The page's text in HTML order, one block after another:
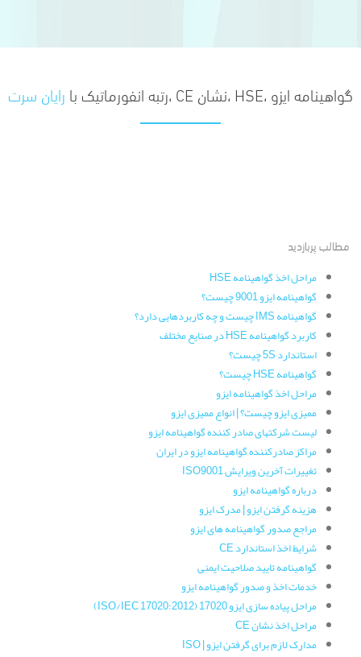
گواهینامه ایزو ،HSE ،نشان CE ،رتبه انفورماتیک با رایان سرت
مطالب پربازدید
مراحل اخذ گواهینامه HSE
گواهینامه ایزو 9001 چیست؟
گواهینامه IMS چیست و چه کاربردهایی دارد؟
کاربرد گواهینامه HSE در صنایع مختلف
استاندارد 5S چیست؟
گواهینامه HSE چیست؟
مراحل اخذ گواهینامه ایزو
ممیزی ایزو چیست؟ | انواع ممیزی ایزو
لیست شرکتهای صادر کننده گواهینامه ایزو
مراکز صادرکننده گواهینامه ایزو در ایران
تغییرات آخرین ویرایش ISO9001
درباره گواهینامه ایزو
هزینه گرفتن ایزو | مدرک ایزو
مراجع صدور گواهینامه های ایزو
شرایط اخذ استاندارد CE
گواهینامه تایید صلاحیت ایمنی
خدمات اخذ و صدور گواهینامه ایزو
مراحل پیاده سازی ایزو 17020 (ISO/IEC 17020:2012)
مراحل اخذ نشان CE
مدارک لازم برای گرفتن ایزو | ISO